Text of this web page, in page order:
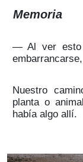
Memoria
— Al ver esto
Nuestro
planta o
había algo allí.